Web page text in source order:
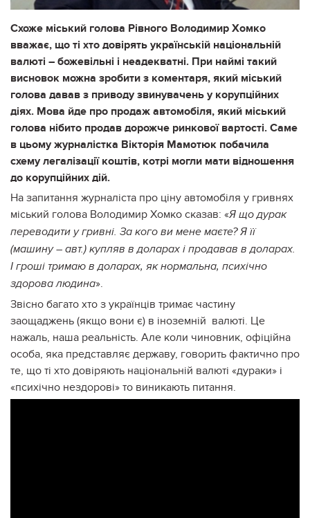
Схоже міський голова Рівного Володимир Хомко
вважає, що ті хто довірять українській національній
валюті – божевільні і неадекватні. При наймі такий
висновок можна зробити з коментаря, який міський
голова давав з приводу звинувачень у корупційних
діях. Мова йде про продаж автомобіля, який міський
голова нібито продав дорожче ринкової вартості. Саме
в цьому журналістка Вікторія Мамотюк побачила
схему легалізації коштів, котрі могли мати відношення
до корупційних дій.
На запитання журналіста про ціну автомобіля у гривнях
міський голова Володимир Хомко сказав: «Я що дурак
переводити у гривні. За кого ви мене маєте? Я її
(машину – авт.) купляв в доларах і продавав в доларах.
І гроші тримаю в доларах, як нормальна, психічно
здорова людина».
Звісно багато хто з українців тримає частину
заощаджень (якщо вони є) в іноземній валюті. Це
нажаль, наша реальність. Але коли чиновник, офіційна
особа, яка представляє державу, говорить фактично про
те, що ті хто довіряють національній валюті «дураки» і
«психічно нездорові» то виникають питання.